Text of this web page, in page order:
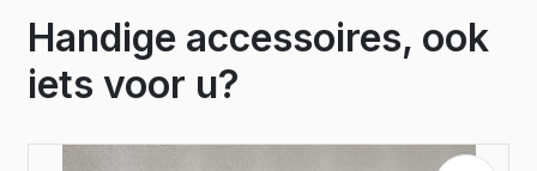
Handige accessoires, ook
iets voor u?